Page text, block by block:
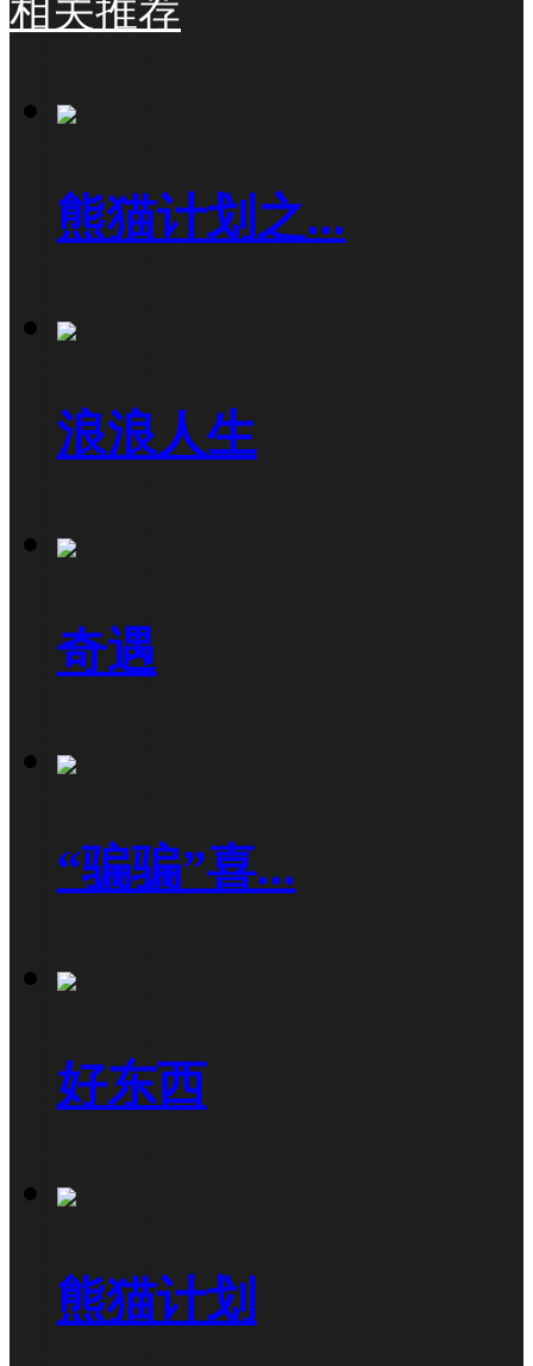
相关推荐
熊猫计划之...
浪浪人生
奇遇
“骗骗”喜...
好东西
熊猫计划